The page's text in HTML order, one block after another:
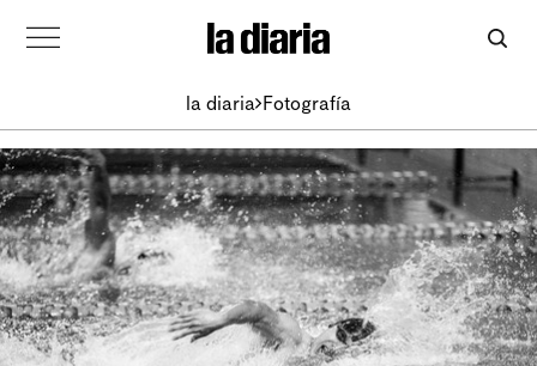
la diaria Fotografía